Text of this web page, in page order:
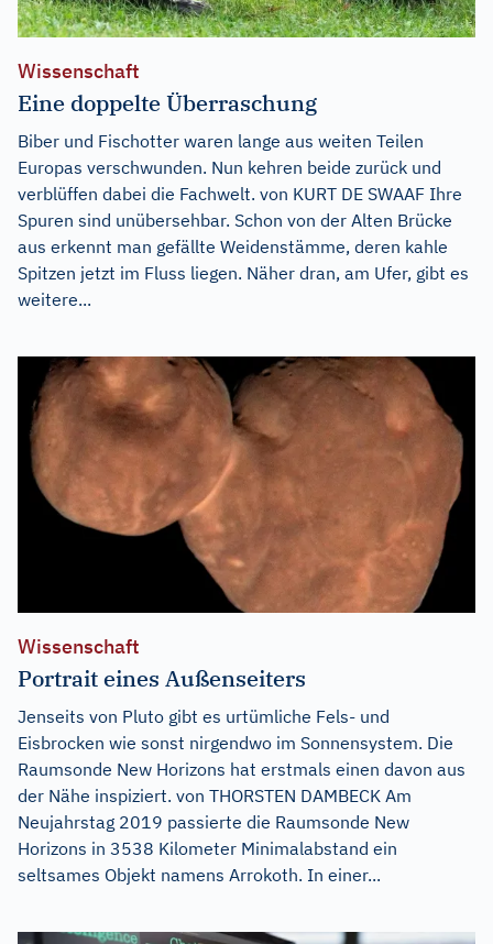
Wissenschaft
Eine doppelte Überraschung
Biber und Fischotter waren lange aus weiten Teilen
Europas verschwunden. Nun kehren beide zurück und
verblüffen dabei die Fachwelt. von KURT DE SWAAF Ihre
Spuren sind unübersehbar. Schon von der Alten Brücke
aus erkennt man gefällte Weidenstämme, deren kahle
Spitzen jetzt im Fluss liegen. Näher dran, am Ufer, gibt es
weitere...
Wissenschaft
Portrait eines Außenseiters
Jenseits von Pluto gibt es urtümliche Fels- und
Eisbrocken wie sonst nirgendwo im Sonnensystem. Die
Raumsonde New Horizons hat erstmals einen davon aus
der Nähe inspiziert. von THORSTEN DAMBECK Am
Neujahrstag 2019 passierte die Raumsonde New
Horizons in 3538 Kilometer Minimalabstand ein
seltsames Objekt namens Arrokoth. In einer...